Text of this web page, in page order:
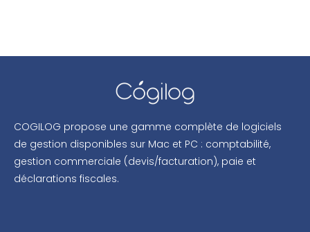
COGILOG propose une gamme complète de logiciels
de gestion disponibles sur Mac et PC : comptabilité,
gestion commerciale (devis/facturation), paie et
déclarations fiscales.